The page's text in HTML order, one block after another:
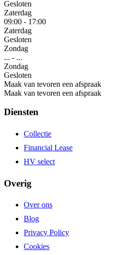
Gesloten
Zaterdag
09:00 - 17:00
Zaterdag
Gesloten
Zondag
... - ...
Zondag
Gesloten
Maak van tevoren een afspraak
Maak van tevoren een afspraak
Diensten
Collectie
Financial Lease
HV select
Overig
Over ons
Blog
Privacy Policy
Cookies